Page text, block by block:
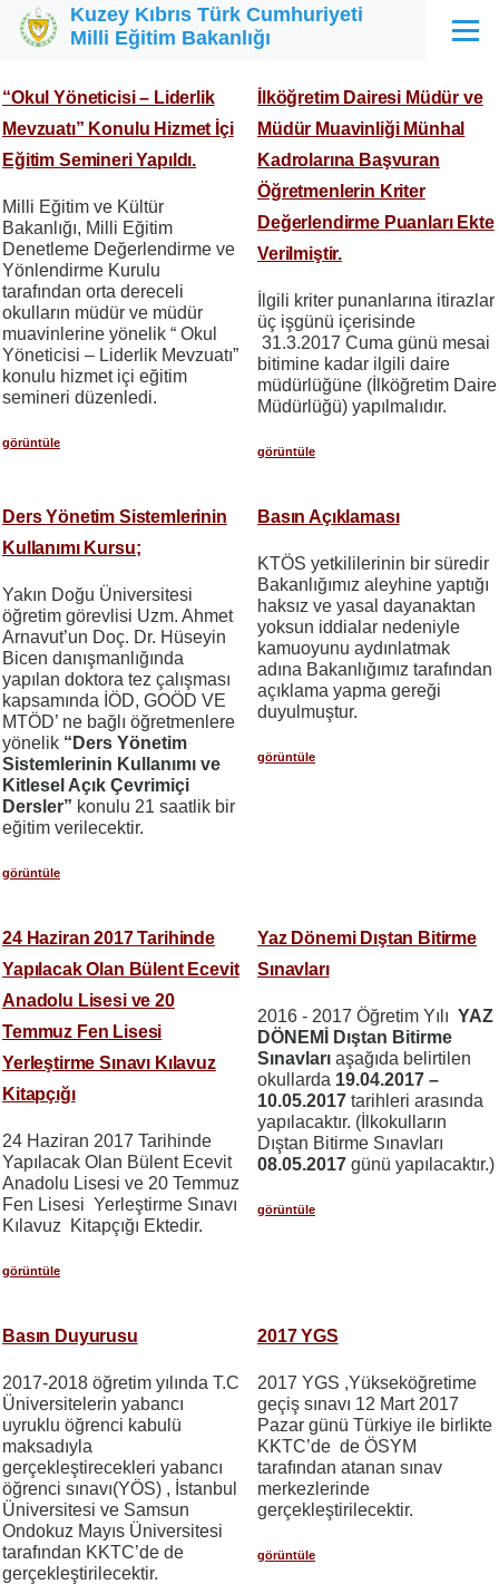
Ana içeriğe atla
Kuzey Kıbrıs Türk Cumhuriyeti
Milli Eğitim Bakanlığı
Menü
“Okul Yöneticisi – Liderlik
Mevzuatı” Konulu Hizmet İçi
Eğitim Semineri Yapıldı.
Milli Eğitim ve Kültür
Bakanlığı, Milli Eğitim
Denetleme Değerlendirme ve
Yönlendirme Kurulu
tarafından orta dereceli
okulların müdür ve müdür
muavinlerine yönelik “ Okul
Yöneticisi – Liderlik Mevzuatı”
konulu hizmet içi eğitim
semineri düzenledi.
görüntüle
İlköğretim Dairesi Müdür ve
Müdür Muavinliği Münhal
Kadrolarına Başvuran
Öğretmenlerin Kriter
Değerlendirme Puanları Ekte
Verilmiştir.
İlgili kriter punanlarına itirazlar
üç işgünü içerisinde
31.3.2017 Cuma günü mesai
bitimine kadar ilgili daire
müdürlüğüne (İlköğretim Daire
Müdürlüğü) yapılmalıdır.
görüntüle
Ders Yönetim Sistemlerinin
Kullanımı Kursu;
Yakın Doğu Üniversitesi
öğretim görevlisi Uzm. Ahmet
Arnavut’un Doç. Dr. Hüseyin
Bicen danışmanlığında
yapılan doktora tez çalışması
kapsamında İÖD, GOÖD VE
MTÖD’ ne bağlı öğretmenlere
yönelik “Ders Yönetim
Sistemlerinin Kullanımı ve
Kitlesel Açık Çevrimiçi
Dersler” konulu 21 saatlik bir
eğitim verilecektir.
görüntüle
Basın Açıklaması
KTÖS yetkililerinin bir süredir
Bakanlığımız aleyhine yaptığı
haksız ve yasal dayanaktan
yoksun iddialar nedeniyle
kamuoyunu aydınlatmak
adına Bakanlığımız tarafından
açıklama yapma gereği
duyulmuştur.
görüntüle
24 Haziran 2017 Tarihinde
Yapılacak Olan Bülent Ecevit
Anadolu Lisesi ve 20
Temmuz Fen Lisesi
Yerleştirme Sınavı Kılavuz
Kitapçığı
24 Haziran 2017 Tarihinde
Yapılacak Olan Bülent Ecevit
Anadolu Lisesi ve 20 Temmuz
Fen Lisesi Yerleştirme Sınavı
Kılavuz Kitapçığı Ektedir.
görüntüle
Yaz Dönemi Dıştan Bitirme
Sınavları
2016 - 2017 Öğretim Yılı YAZ
DÖNEMİ Dıştan Bitirme
Sınavları aşağıda belirtilen
okullarda 19.04.2017 –
10.05.2017 tarihleri arasında
yapılacaktır. (İlkokulların
Dıştan Bitirme Sınavları
08.05.2017 günü yapılacaktır.)
görüntüle
Basın Duyurusu
2017-2018 öğretim yılında T.C
Üniversitelerin yabancı
uyruklu öğrenci kabulü
maksadıyla
gerçekleştirecekleri yabancı
öğrenci sınavı(YÖS) , İstanbul
Üniversitesi ve Samsun
Ondokuz Mayıs Üniversitesi
tarafından KKTC’de de
gerçekleştirilecektir.
2017 YGS
2017 YGS ,Yükseköğretime
geçiş sınavı 12 Mart 2017
Pazar günü Türkiye ile birlikte
KKTC’de de ÖSYM
tarafından atanan sınav
merkezlerinde
gerçekleştirilecektir.
görüntüle